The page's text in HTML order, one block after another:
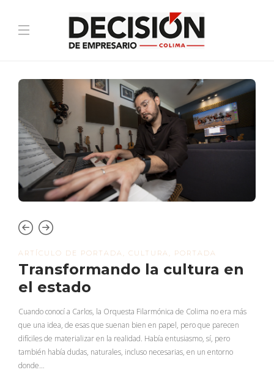
ARTÍCULO DE PORTADA CULTURA PORTADA
Transformando la cultura en
el estado
Cuando conocí a Carlos, la Orquesta Filarmónica de Colima no era más
que una idea, de esas que suenan bien en papel, pero que parecen
difíciles de materializar en la realidad. Había entusiasmo, sí, pero
también había dudas, naturales, incluso necesarias, en un entorno
donde…